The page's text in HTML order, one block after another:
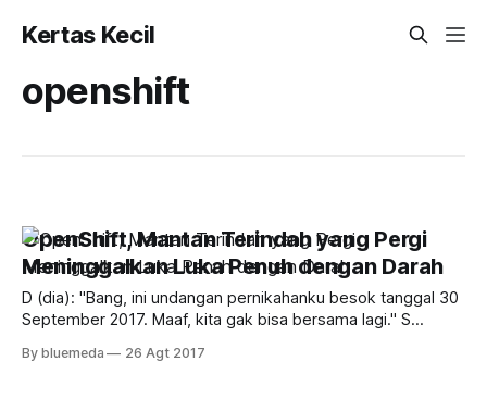
Kertas Kecil
openshift
OpenShift, Mantan Terindah yang Pergi
Meninggalkan Luka Penuh dengan Darah
D (dia): "Bang, ini undangan pernikahanku besok tanggal 30
September 2017. Maaf, kita gak bisa bersama lagi." S
lagi maaf bang. Kemarin ada seseorang yang melamar aku,
By bluemeda 26 Agt 2017